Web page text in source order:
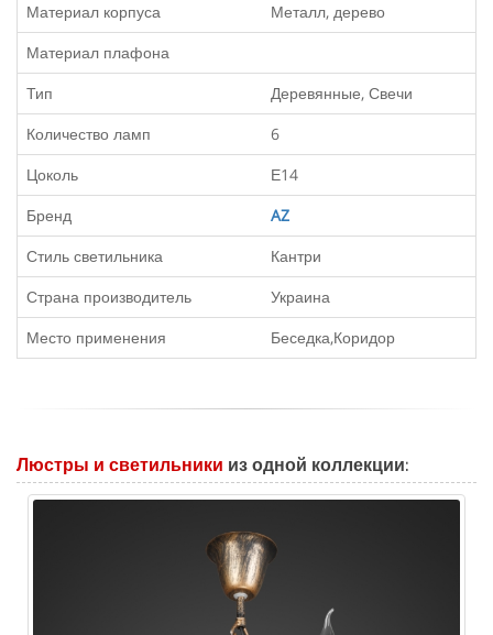
Материал корпуса
Металл, дерево
Материал плафона
Тип
Деревянные, Свечи
Количество ламп
6
Цоколь
Е14
Бренд
AZ
Стиль светильника
Кантри
Страна производитель
Украина
Место применения
Беседка,Коридор
Люстры и светильники из одной коллекции: